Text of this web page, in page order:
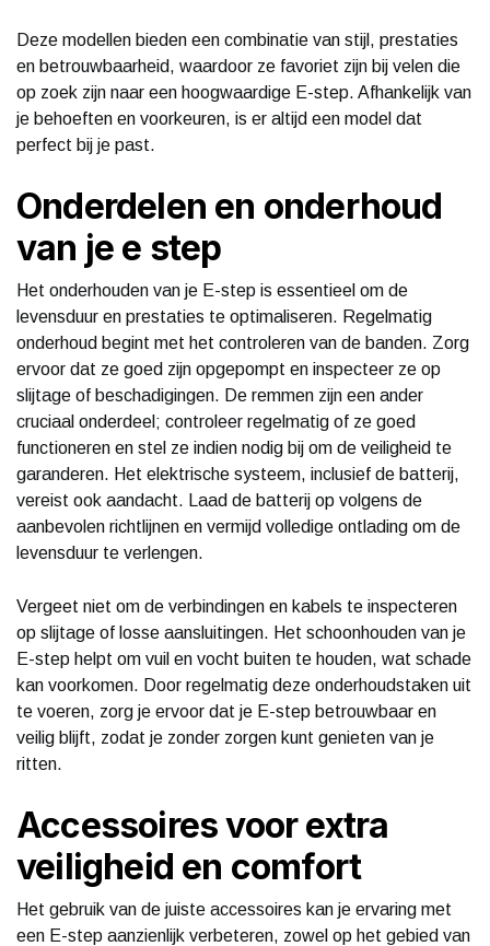
Deze modellen bieden een combinatie van stijl, prestaties
en betrouwbaarheid, waardoor ze favoriet zijn bij velen die
op zoek zijn naar een hoogwaardige E-step. Afhankelijk van
je behoeften en voorkeuren, is er altijd een model dat
perfect bij je past.
Onderdelen en onderhoud
van je e step
Het onderhouden van je E-step is essentieel om de
levensduur en prestaties te optimaliseren. Regelmatig
onderhoud begint met het controleren van de banden. Zorg
ervoor dat ze goed zijn opgepompt en inspecteer ze op
slijtage of beschadigingen. De remmen zijn een ander
cruciaal onderdeel; controleer regelmatig of ze goed
functioneren en stel ze indien nodig bij om de veiligheid te
garanderen. Het elektrische systeem, inclusief de batterij,
vereist ook aandacht. Laad de batterij op volgens de
aanbevolen richtlijnen en vermijd volledige ontlading om de
levensduur te verlengen.
Vergeet niet om de verbindingen en kabels te inspecteren
op slijtage of losse aansluitingen. Het schoonhouden van je
E-step helpt om vuil en vocht buiten te houden, wat schade
kan voorkomen. Door regelmatig deze onderhoudstaken uit
te voeren, zorg je ervoor dat je E-step betrouwbaar en
veilig blijft, zodat je zonder zorgen kunt genieten van je
ritten.
Accessoires voor extra
veiligheid en comfort
Het gebruik van de juiste accessoires kan je ervaring met
een E-step aanzienlijk verbeteren, zowel op het gebied van